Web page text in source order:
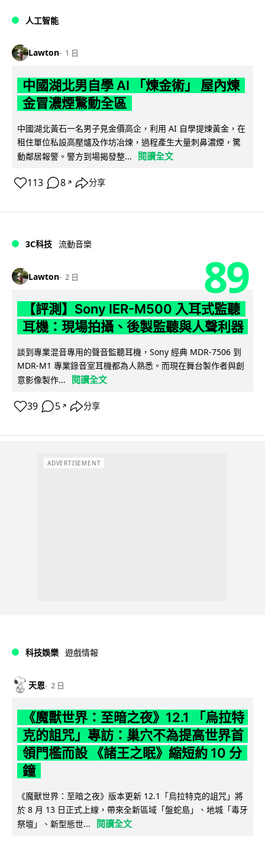
人工智能
Lawton 1 日
中國湖北男自學 AI 「煉金術」 屋內煉
金冒濃煙驚動全區
中國湖北黃石一名男子見金價高企，利用 AI 自學提煉黃金，在
租住單位私設高壓爐及作坊冶煉，過程產生大量刺鼻濃煙，驚
動鄰居報警。警方到場揭發整...
閱讀全文
113 8 ↗ 分享
3C科技 流動音樂
Lawton 2 日 89
【評測】Sony IER-M500 入耳式監聽
耳機：現場拍攝、後製監聽與人聲利器
談到專業混音專用的聲音監聽耳機，Sony 經典 MDR-7506 到
MDR-M1 專業錄音室耳機都為人熟悉。而現在舞台製作者與創
意影像製作...
閱讀全文
39 5 ↗ 分享
ADVERTISEMENT
科技娛樂 遊戲情報
天恩 2 日
《魔獸世界：至暗之夜》12.1 「烏拉特
克的詛咒」專訪：巢穴不為提高世界首
領門檻而設 《諸王之眠》縮短約 10 分
鐘
《魔獸世界：至暗之夜》版本更新 12.1「烏拉特克的詛咒」將
於 8 月 13 日正式上線，帶來全新區域「盤蛇島」、地城「毒牙
祭壇」、新型態世...
閱讀全文